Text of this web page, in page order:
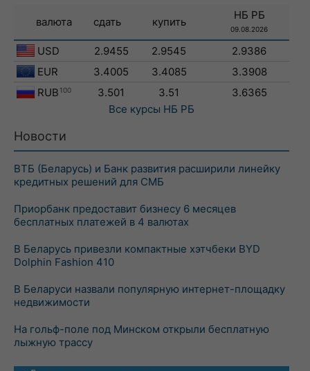
валюта сдать купить
НБ РБ
09.08.2026
USD 2.9455 2.9545
2.9386
EUR
3.4005 3.4085
3.3908
RUB 100 3.501 3.51
3.6365
Все курсы НБ РБ
Новости
ВТБ (Беларусь) и Банк развития расширили линейку
кредитных решений для СМБ
Приорбанк предоставит бизнесу 6 месяцев
бесплатных платежей в 4 валютах
В Беларусь привезли компактные хэтчбеки BYD
Dolphin Fashion 410
В Беларуси назвали популярную интернет-площадку
недвижимости
На гольф-поле под Минском открыли бесплатную
лыжную трассу